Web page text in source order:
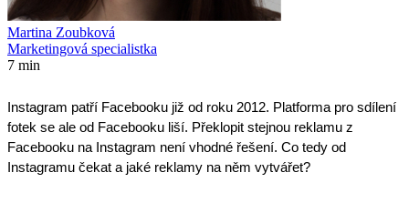
Martina Zoubková
Marketingová specialistka
7 min
Instagram patří Facebooku již od roku 2012. Platforma pro sdílení
fotek se ale od Facebooku liší. Překlopit stejnou reklamu z
Facebooku na Instagram není vhodné řešení. Co tedy od
Instagramu čekat a jaké reklamy na něm vytvářet?